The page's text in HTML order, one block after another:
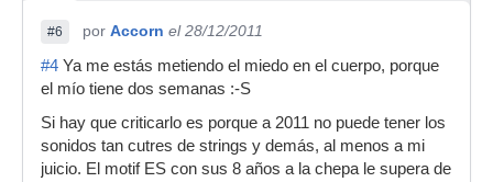
#6 por Accorn el 28/12/2011
#4 Ya me estás metiendo el miedo en el cuerpo, porque
el mío tiene dos semanas :-S
Si hay que criticarlo es porque a 2011 no puede tener los
sonidos tan cutres de strings y demás, al menos a mi
juicio. El motif ES con sus 8 años a la chepa le supera de